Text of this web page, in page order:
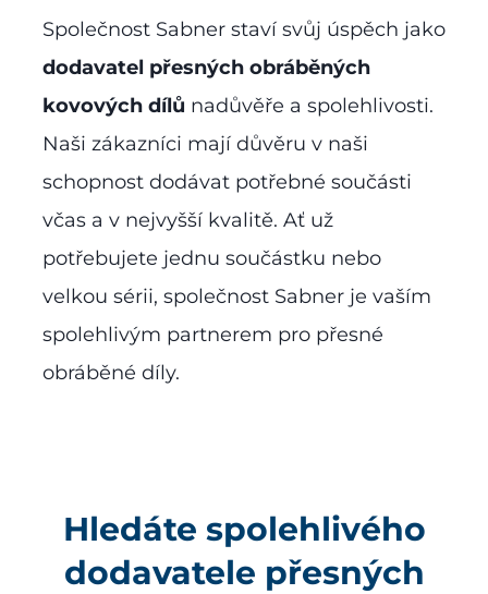
Společnost Sabner staví svůj úspěch jako
dodavatel přesných obráběných
kovových dílů nadůvěře a spolehlivosti.
Naši zákazníci mají důvěru v naši
schopnost dodávat potřebné součásti
včas a v nejvyšší kvalitě. Ať už
potřebujete jednu součástku nebo
velkou sérii, společnost Sabner je vaším
spolehlivým partnerem pro přesné
obráběné díly.
Hledáte spolehlivého
dodavatele přesných